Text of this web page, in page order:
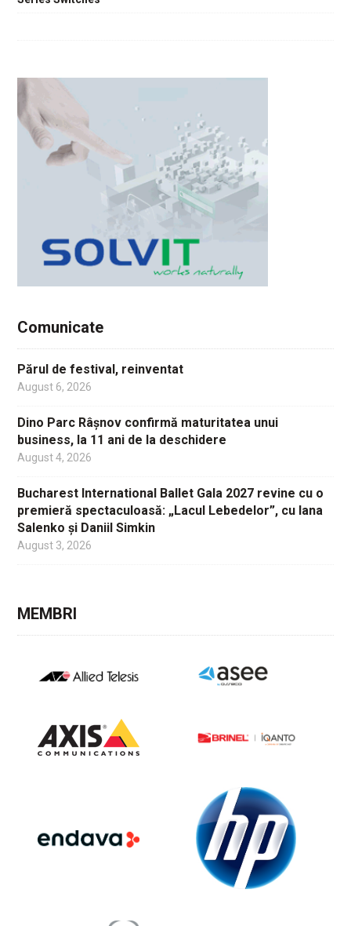
Comunicate
Părul de festival, reinventat
August 6, 2026
Dino Parc Râșnov confirmă maturitatea unui
business, la 11 ani de la deschidere
August 4, 2026
Bucharest International Ballet Gala 2027 revine cu o
premieră spectaculoasă: „Lacul Lebedelor”, cu Iana
Salenko și Daniil Simkin
August 3, 2026
MEMBRI